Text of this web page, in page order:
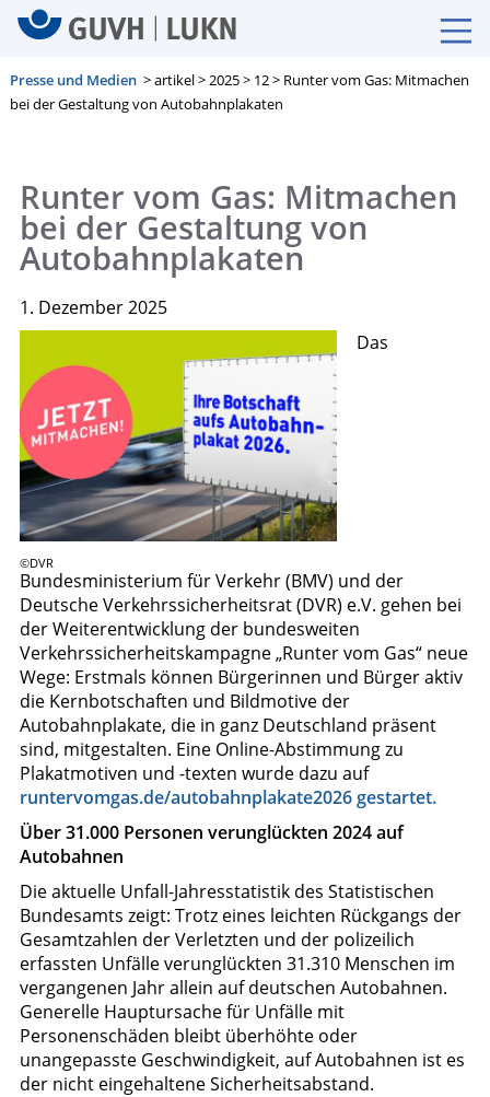
Presse und Medien > artikel > 2025 > 12 > Runter vom Gas: Mitmachen
bei der Gestaltung von Autobahnplakaten
Runter vom Gas: Mitmachen
bei der Gestaltung von
Autobahnplakaten
1. Dezember 2025
©DVR
Das
Bundesministerium für Verkehr (BMV) und der
Deutsche Verkehrssicherheitsrat (DVR) e.V. gehen bei
der Weiterentwicklung der bundesweiten
Verkehrssicherheitskampagne „Runter vom Gas“ neue
Wege: Erstmals können Bürgerinnen und Bürger aktiv
die Kernbotschaften und Bildmotive der
Autobahnplakate, die in ganz Deutschland präsent
sind, mitgestalten. Eine Online-Abstimmung zu
Plakatmotiven und -texten wurde dazu auf
runtervomgas.de/autobahnplakate2026 gestartet.
Über 31.000 Personen verunglückten 2024 auf
Autobahnen
Die aktuelle Unfall-Jahresstatistik des Statistischen
Bundesamts zeigt: Trotz eines leichten Rückgangs der
Gesamtzahlen der Verletzten und der polizeilich
erfassten Unfälle verunglückten 31.310 Menschen im
vergangenen Jahr allein auf deutschen Autobahnen.
Generelle Hauptursache für Unfälle mit
Personenschäden bleibt überhöhte oder
unangepasste Geschwindigkeit, auf Autobahnen ist es
der nicht eingehaltene Sicherheitsabstand.